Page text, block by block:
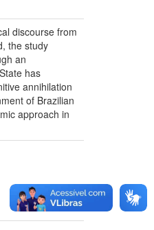
discourse from
the study
an
has
annihilation
of Brazilian
approach in